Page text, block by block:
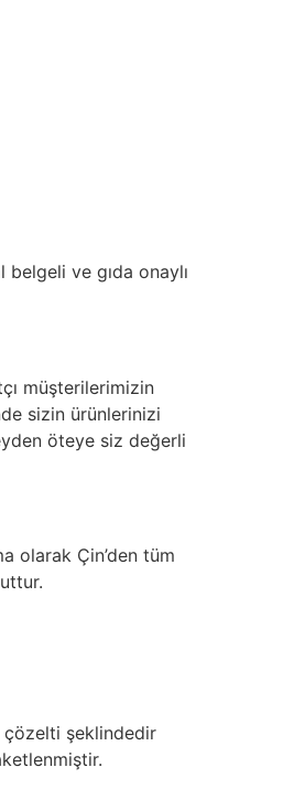
ve gıda onaylı
müşterilerimizin
sizin ürünlerinizi
öteye siz değerli
olarak Çin’den tüm
çözelti şeklindedir